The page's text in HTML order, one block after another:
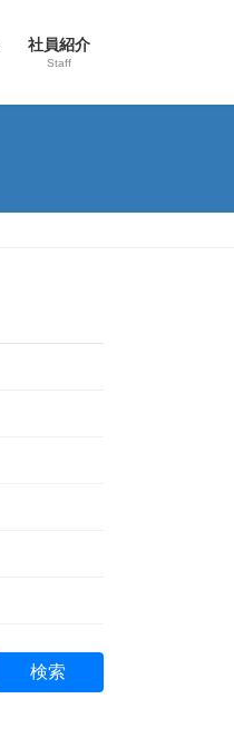
社員紹介
Staff